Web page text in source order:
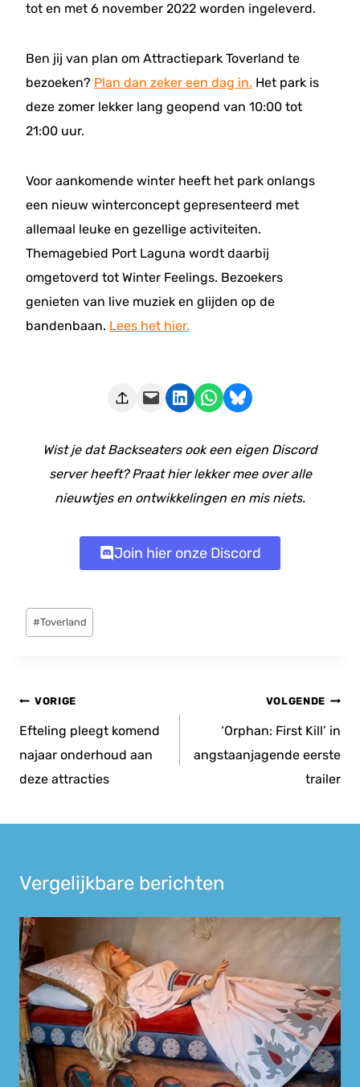
tot en met 6 november 2022 worden ingeleverd.
Ben jij van plan om Attractiepark Toverland te
bezoeken? Plan dan zeker een dag in. Het park is
deze zomer lekker lang geopend van 10:00 tot
21:00 uur.
Voor aankomende winter heeft het park onlangs
een nieuw winterconcept gepresenteerd met
allemaal leuke en gezellige activiteiten.
Themagebied Port Laguna wordt daarbij
omgetoverd tot Winter Feelings. Bezoekers
genieten van live muziek en glijden op de
bandenbaan. Lees het hier.
Deze pagina e-mailen Delen op LinkedIn Delen via WhatsApp Share on Bluesky
Wist je dat Backseaters ook een eigen Discord
server heeft? Praat hier lekker mee over alle
nieuwtjes en ontwikkelingen en mis niets.
Join hier onze Discord
Bericht
tags:
#Toverland
Bericht
navigatie
VORIGE
Efteling pleegt komend
najaar onderhoud aan
deze attracties
VOLGENDE
‘Orphan: First Kill’ in
angstaanjagende eerste
trailer
Vergelijkbare berichten